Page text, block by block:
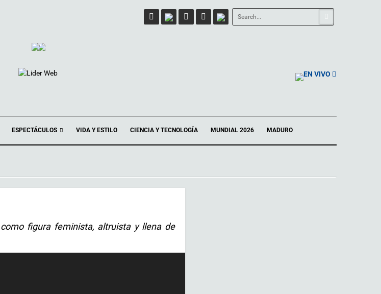
EN VIVO
ESPECTÁCULOS VIDA Y ESTILO CIENCIA Y TECNOLOGÍA MUNDIAL 2026 MADURO
figura feminista, altruista y llena de